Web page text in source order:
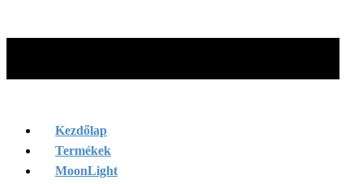
Kezdőlap
Termékek
MoonLight